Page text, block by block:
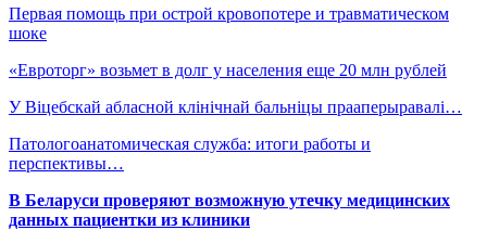
Первая помощь при острой кровопотере и травматическом
шоке
«Евроторг» возьмет в долг у населения еще 20 млн рублей
У Віцебскай абласной клінічнай бальніцы прааперыравалі…
Патологоанатомическая служба: итоги работы и
перспективы…
В Беларуси проверяют возможную утечку медицинских
данных пациентки из клиники